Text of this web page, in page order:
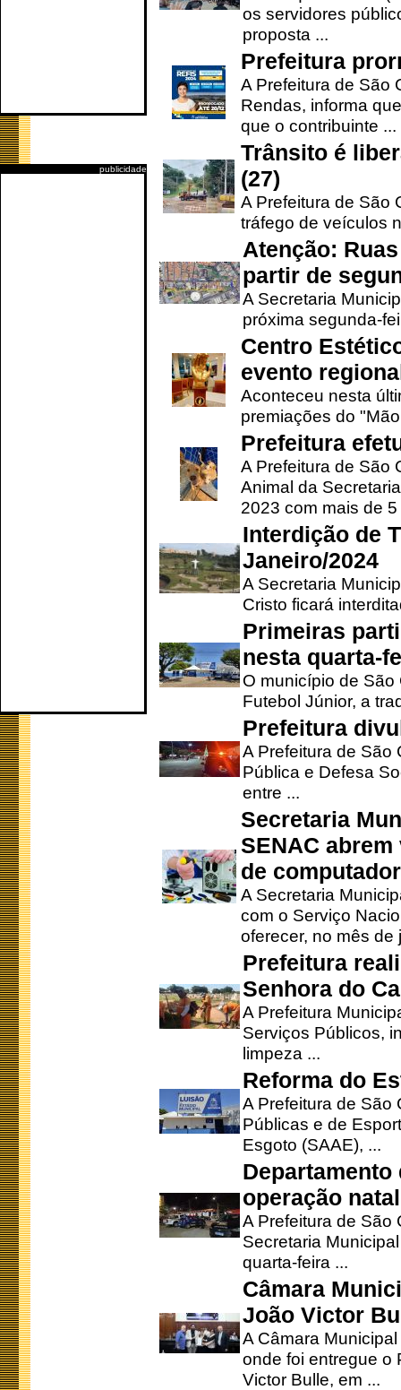
publicidade
os servidores
proposta ...
Prefeitura
A Prefeitura de São
Rendas, informa
que o contribuinte ...
Trânsito é
(27)
A Prefeitura de São
tráfego de veículos
Atenção:
partir de
A Secretaria
próxima segunda-
Centro
evento
Aconteceu nesta
premiações do
Prefeitura
A Prefeitura de São
Animal da
2023 com mais de 5
Interdição de
Janeiro/2024
A Secretaria
Cristo ficará
Primeiras
nesta quarta-
O município de
Futebol Júnior, a
Prefeitura
A Prefeitura de São
Pública e Defesa
entre ...
Secretaria
SENAC
de
A Secretaria
com o Serviço
oferecer, no mês de
Prefeitura
Senhora do
A Prefeitura
Serviços Públicos,
limpeza ...
Reforma do
A Prefeitura de São
Públicas e de
Esgoto (SAAE), ...
operação
A Prefeitura de São
Secretaria
quarta-feira ...
Câmara
João Victor
A Câmara
onde foi entregue o
Victor Bulle, em ...